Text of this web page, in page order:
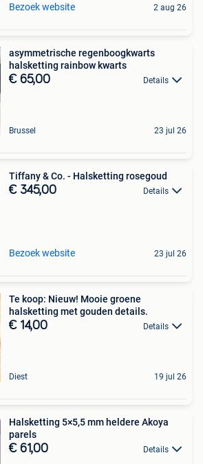
Bezoek website 2 aug 26
asymmetrische regenboogkwarts
halsketting rainbow kwarts
€ 65,00 Details
Brussel 23 jul 26
Tiffany & Co. - Halsketting rosegoud
€ 345,00 Details
Bezoek website 23 jul 26
Te koop: Nieuw! Mooie groene
halsketting met gouden details.
€ 14,00 Details
Diest 19 jul 26
Halsketting 5×5,5 mm heldere Akoya
parels
€ 61,00 Details